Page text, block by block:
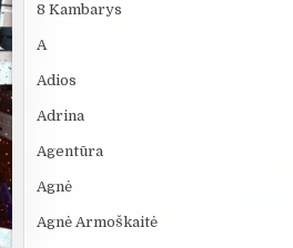
8 Kambarys
A
Adios
Adrina
Agentūra
Agnė
Agnė Armoškaitė